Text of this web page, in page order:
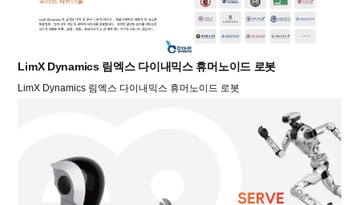
LimX Dynamics 림엑스 다이내믹스 휴머노이드 로봇
LimX Dynamics 림엑스 다이내믹스 휴머노이드 로봇